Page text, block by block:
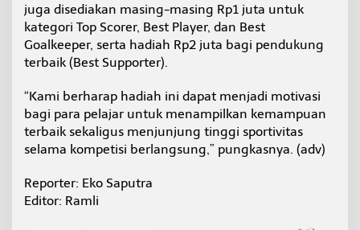
juga disediakan masing-masing Rp1 juta untuk
kategori Top Scorer, Best Player, dan Best
Goalkeeper, serta hadiah Rp2 juta bagi pendukung
terbaik (Best Supporter).
“Kami berharap hadiah ini dapat menjadi motivasi
bagi para pelajar untuk menampilkan kemampuan
terbaik sekaligus menjunjung tinggi sportivitas
selama kompetisi berlangsung,” pungkasnya. (adv)
Reporter: Eko Saputra
Editor: Ramli